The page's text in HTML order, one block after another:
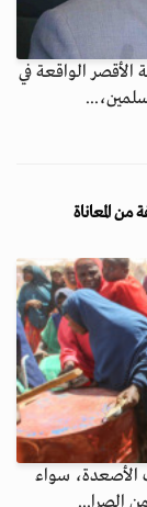
الأقصر الواقعة في
المعاناة
مختلف الأصعدة، سواء
الصرا...